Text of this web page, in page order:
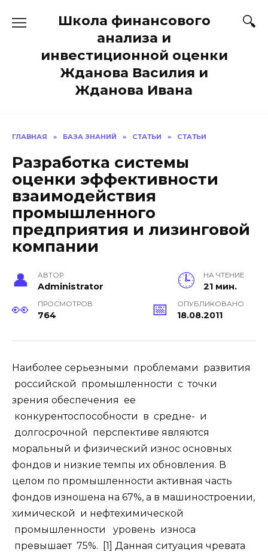
Школа финансового
анализа и
инвестиционной оценки
Жданова Василия и
Жданова Ивана
ГЛАВНАЯ » БАЗА ЗНАНИЙ » СТАТЬИ » СТАТЬИ
Разработка системы
оценки эффективности
взаимодействия
промышленного
предприятия и лизинговой
компании
АВТОР
Administrator
НА ЧТЕНИЕ
21 мин.
ПРОСМОТРОВ
764
ОПУБЛИКОВАНО
18.08.2011
Наиболее серьезными проблемами развития
российской промышленности с точки
зрения обеспечения ее
конкурентоспособности в средне- и
долгосрочной перспективе являются
моральный и физический износ основных
фондов и низкие темпы их обновления. В
целом по промышленности активная часть
фондов изношена на 67%, а в машиностроении,
химической и нефтехимической
промышленности уровень износа
превышает 75%. [1] Данная ситуация чревата